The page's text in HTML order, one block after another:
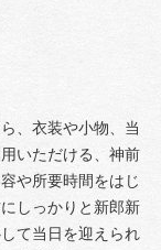
、衣装や小物、当
いただける、神前
や所要時間をはじ
しっかりと新郎新
て当日を迎えられ